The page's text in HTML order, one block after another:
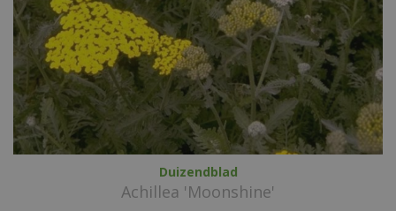
Duizendblad
Achillea 'Moonshine'